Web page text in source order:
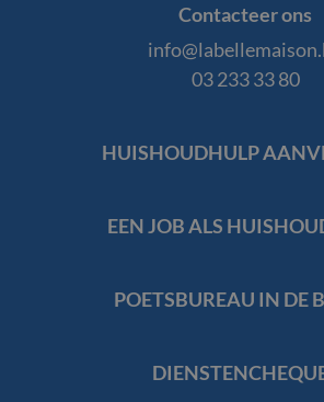
Maison
Contacteer ons
03 233 33 80
FooterHUISHOUDHULP
EEN JOB ALS
POETSBUREAU IN DE